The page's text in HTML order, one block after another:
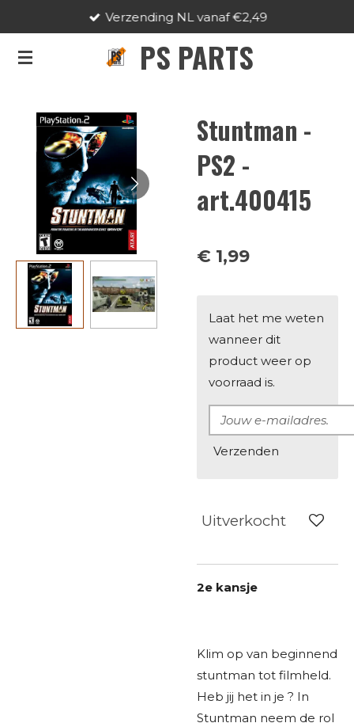
naar
PS PARTS
Verzending NL vanaf €2,49
Stuntman -
PS2 -
art.400415
€ 1,99
Laat het me weten
wanneer dit
product weer op
voorraad is.
Verzenden
Uitverkocht
2e kansje
Klim op van beginnend
stuntman tot filmheld.
Heb jij het in je ? In
Stuntman neem de rol